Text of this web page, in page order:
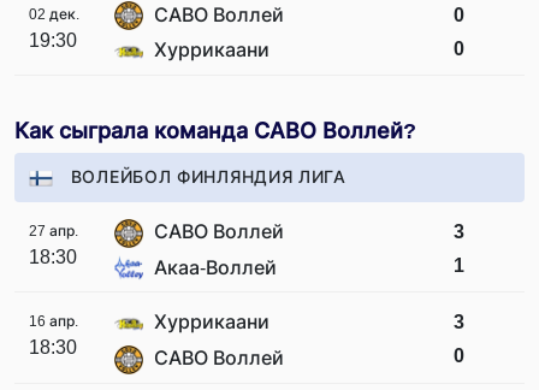
02 дек.
19:30
САВО Воллей
Хуррикаани
0
0
Как сыграла команда САВО Воллей?
ВОЛЕЙБОЛ ФИНЛЯНДИЯ ЛИГА
27 апр.
18:30
САВО Воллей
Акаа-Воллей
3
1
16 апр.
18:30
Хуррикаани
САВО Воллей
3
0